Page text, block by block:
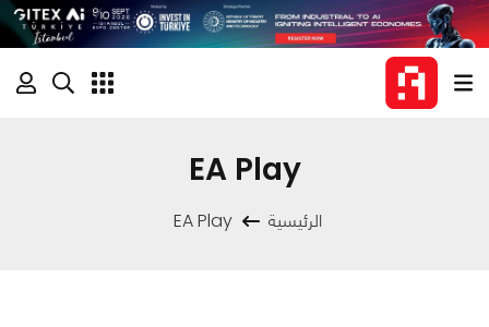
EA Play
الرئيسية EA Play